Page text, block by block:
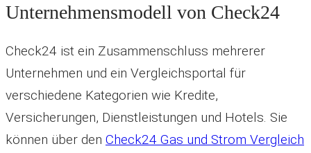
Unternehmensmodell von Check24
Check24 ist ein Zusammenschluss mehrerer
Unternehmen und ein Vergleichsportal für
verschiedene Kategorien wie Kredite,
Versicherungen, Dienstleistungen und Hotels. Sie
können über den Check24 Gas und Strom Vergleich